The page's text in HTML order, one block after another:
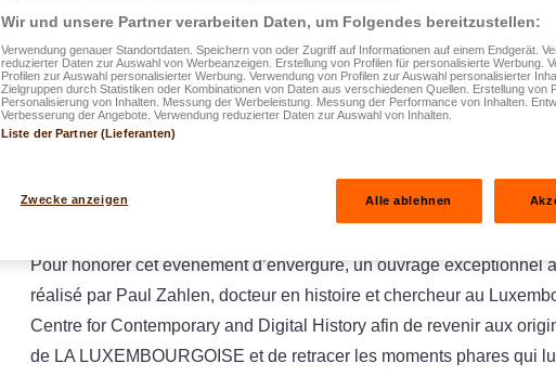
Pour honorer cet évènement d’envergure, un ouvrage exceptionnel
réalisé par Paul Zahlen, docteur en histoire et chercheur au
Centre for Contemporary and Digital History afin de revenir aux
de LA LUXEMBOURGOISE et de retracer les moments phares qui
Wir und unsere Partner verarbeiten Daten, um Folgendes bereitzustellen:
Verwendung genauer Standortdaten. Speichern von oder Zugriff auf Informationen auf einem Endgerät.
reduzierter Daten zur Auswahl von Werbeanzeigen. Erstellung von Profilen für personalisierte Werbung.
Profilen zur Auswahl personalisierter Werbung. Verwendung von Profilen zur Auswahl personalisierter
Zielgruppen durch Statistiken oder Kombinationen von Daten aus verschiedenen Quellen. Erstellung von
Personalisierung von Inhalten. Messung der Werbeleistung. Messung der Performance von Inhalten.
Verbesserung der Angebote. Verwendung reduzierter Daten zur Auswahl von Inhalten.
Liste der Partner (Lieferanten)
Zwecke anzeigen Alle ablehnen